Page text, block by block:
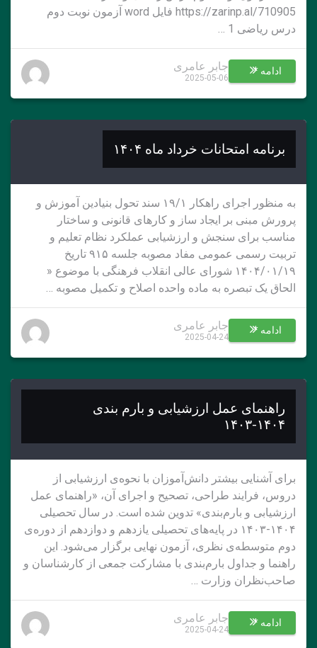
https://zarinp.al/710905 فایل word آزمون نوبت دوم
درس ریاضی 1 …
ادامه * جابر عامری
2025-05-06
برنامه امتحانات خرداد ماه ۱۴۰۴
به منظور اجرای راهکار ۱۹/۱ سند تحول بنیادین آموزش و
پرورش مبنی بر ایجاد ساز و کارهای قانونی و ساختار
مناسب برای سنجش و ارزشیابی عملکرد نظام تعلیم و
تربیت رسمی عمومی مفاد مصوبه جلسه ۹۱۵ تاریخ
۱۴۰۴/۰۱/۱۹ شورای عالی انقلاب فرهنگی با موضوع «
الحاق یک تبصره به ماده واحده اصلاح و تکمیل مصوبه …
ادامه * جابر عامری
2025-04-24
راهنمای عمل ارزشیابی و بارم بندی
۱۴۰۴-۱۴۰۳
برای آشنایی بیشتر دانش‌آموزان با نحوه‌ی ارزشيابی از
دروس، فرایند طراحی، تصحیح و اجرای آن، «راهنمای عمل
ارزشيابی و بارم‌بندی» تدوین شده است. در سال تحصیلی
۱۴۰۴-۱۴۰۳ در پایه‌های تحصیلی يازدهم و دوازدهم از دوره‌ی
دوم متوسطه‌ی نظری، آزمون نهایی برگزار می‌شود. این
راهنما و جداول بارم‌بندی با مشارکت جمعی از کارشناسان و
صاحب‌نظران وزارت …
ادامه * جابر عامری
2025-04-24